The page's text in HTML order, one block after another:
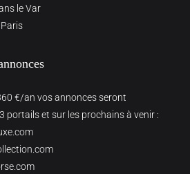
le Var
€/an vos annonces seront
portails et sur les prochains à venir :